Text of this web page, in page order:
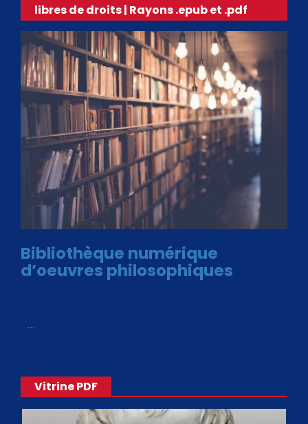
libres de droits | Rayons .epub et .pdf
Bibliothèque numérique
d’oeuvres philosophiques
…
Vitrine PDF